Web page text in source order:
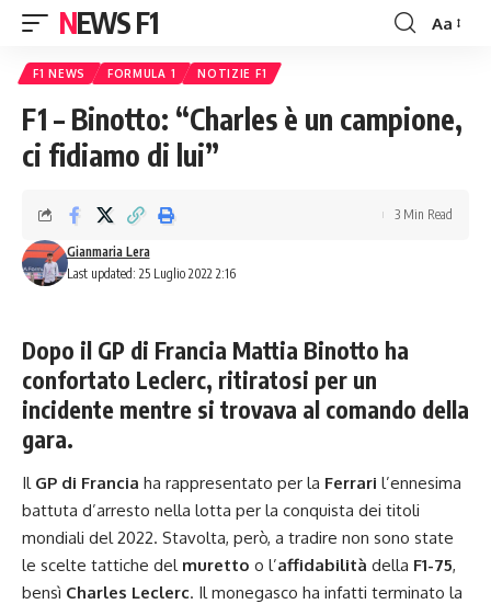
NEWS F1
Font
Aa
F1 NEWS FORMULA 1 NOTIZIE F1
F1 – Binotto: “Charles è un campione,
ci fidiamo di lui”
Last updated: 25 Luglio 2022 2:16
Gianmaria Lera
3 Min Read
Dopo il GP di Francia Mattia Binotto ha
confortato Leclerc, ritiratosi per un
incidente mentre si trovava al comando della
gara.
Il GP di Francia ha rappresentato per la Ferrari l’ennesima
battuta d’arresto nella lotta per la conquista dei titoli
mondiali del 2022. Stavolta, però, a tradire non sono state
le scelte tattiche del muretto o l’affidabilità della F1-75,
bensì Charles Leclerc. Il monegasco ha infatti terminato la